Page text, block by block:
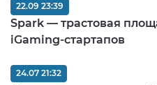
Spark — трастовая
iGaming-стартапов
22.09 23:39
24.07 21:32